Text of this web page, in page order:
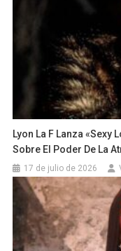
Lyon La F Lanza «Sexy
Sobre El Poder De La
17 de julio de 2026